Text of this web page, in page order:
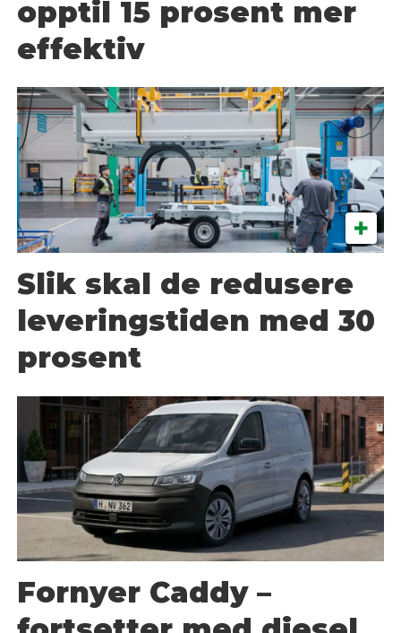
opptil 15 prosent mer
effektiv
Slik skal de redusere
leveringstiden med 30
prosent
Fornyer Caddy –